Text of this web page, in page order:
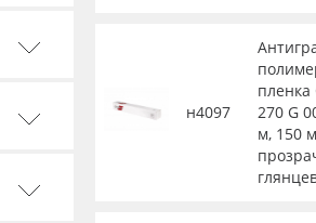
н4097
270 G
м, 150